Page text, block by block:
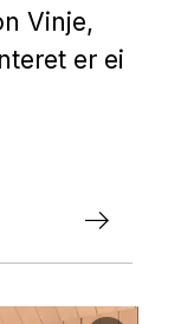
Vinje,
er ei